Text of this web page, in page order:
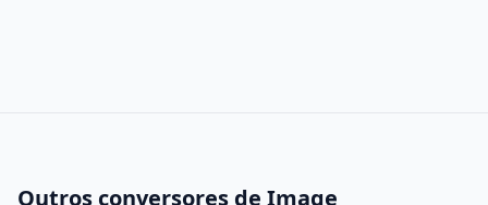
Outros conversores de Image